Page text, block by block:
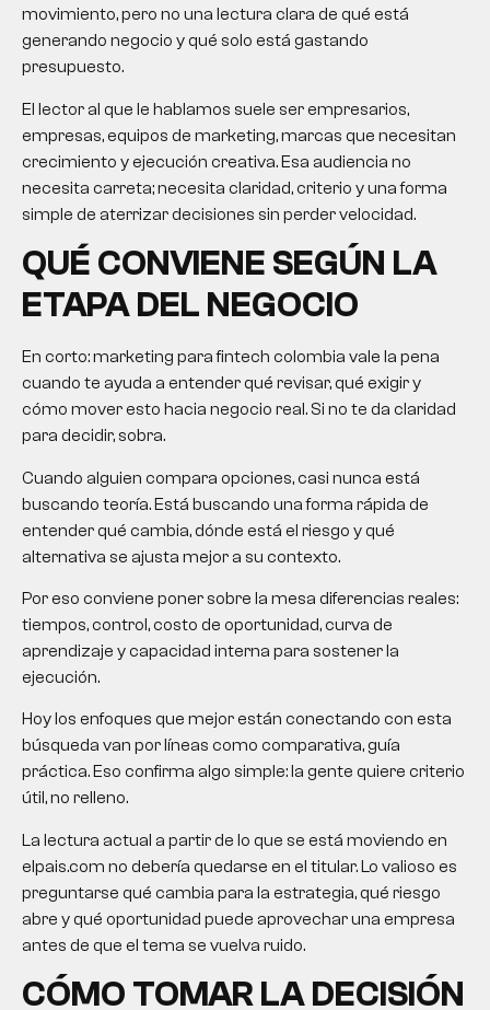
movimiento, pero no una lectura clara de qué está
generando negocio y qué solo está gastando
presupuesto.
El lector al que le hablamos suele ser empresarios,
empresas, equipos de marketing, marcas que necesitan
crecimiento y ejecución creativa. Esa audiencia no
necesita carreta; necesita claridad, criterio y una forma
simple de aterrizar decisiones sin perder velocidad.
QUÉ CONVIENE SEGÚN LA
ETAPA DEL NEGOCIO
En corto:marketing para fintech colombia vale la pena
cuando te ayuda a entender qué revisar, qué exigir y
cómo mover esto hacia negocio real. Si no te da claridad
para decidir, sobra.
Cuando alguien compara opciones, casi nunca está
buscando teoría. Está buscando una forma rápida de
entender qué cambia, dónde está el riesgo y qué
alternativa se ajusta mejor a su contexto.
Por eso conviene poner sobre la mesa diferencias reales:
tiempos, control, costo de oportunidad, curva de
aprendizaje y capacidad interna para sostener la
ejecución.
Hoy los enfoques que mejor están conectando con esta
búsqueda van por líneas como comparativa, guía
práctica. Eso confirma algo simple: la gente quiere criterio
útil, no relleno.
La lectura actual a partir de lo que se está moviendo en
elpais.com no debería quedarse en el titular. Lo valioso es
preguntarse qué cambia para la estrategia, qué riesgo
abre y qué oportunidad puede aprovechar una empresa
antes de que el tema se vuelva ruido.
CÓMO TOMAR LA DECISIÓN